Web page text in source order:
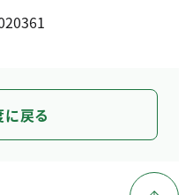
戻る